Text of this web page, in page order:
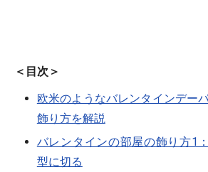
＜目次＞
欧米のようなバレンタインデー
飾り方を解説
バレンタインの部屋の飾り方1
型に切る